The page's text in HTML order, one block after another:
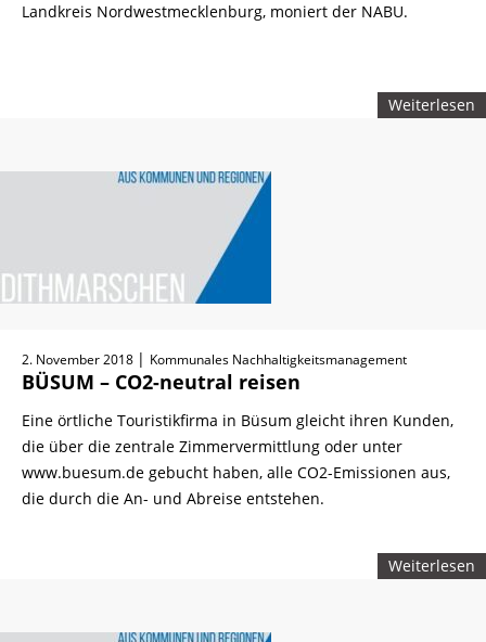
Landkreis Nordwestmecklenburg, moniert der NABU.
Weiterlesen
2. November 2018 | Kommunales Nachhaltigkeitsmanagement
BÜSUM – CO2-neutral reisen
Eine örtliche Touristikfirma in Büsum gleicht ihren Kunden,
die über die zentrale Zimmervermittlung oder unter
www.buesum.de gebucht haben, alle CO2-Emissionen aus,
die durch die An- und Abreise entstehen.
Weiterlesen